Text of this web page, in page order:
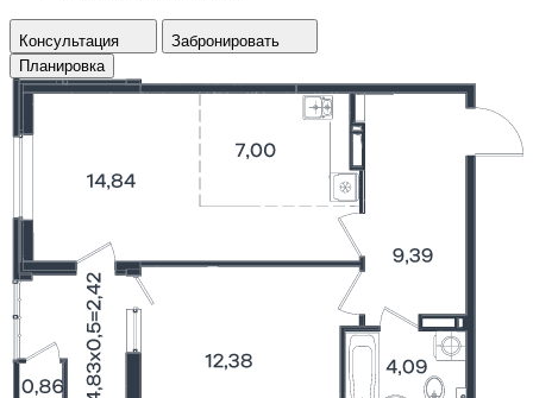
Консультация
Забронировать
Планировка